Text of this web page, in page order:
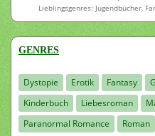
Lieblingsgenres: Jugendbücher,
GENRES
Dystopie Erotik Fantasy
Kinderbuch
Liebesroman
Paranormal Romance
Roman